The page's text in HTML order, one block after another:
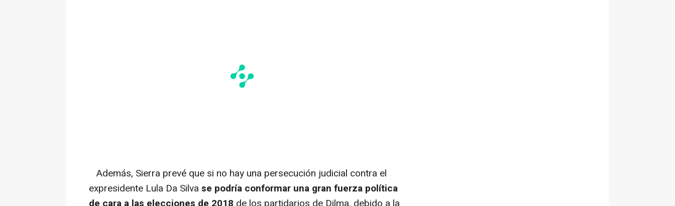
Además, Sierra prevé que si no hay una persecución judicial contra el
expresidente Lula Da Silva se podría conformar una gran fuerza política